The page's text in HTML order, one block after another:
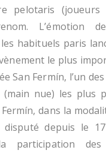
pelotaris (joueurs
L’émotion
habituels paris
le plus
San Fermín, l’un
(main nue) les plus
dans la
disputé depuis le
participation des